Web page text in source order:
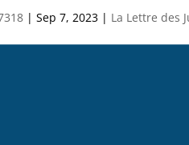
|Sep 7, 2023 | La Lettre des